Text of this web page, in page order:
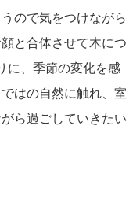
ので気をつけながら
と合体させて木につ
に、季節の変化を感
はの自然に触れ、室
ら過ごしていきたい